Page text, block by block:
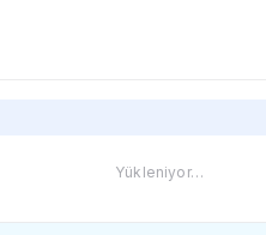
Yükleniyor…